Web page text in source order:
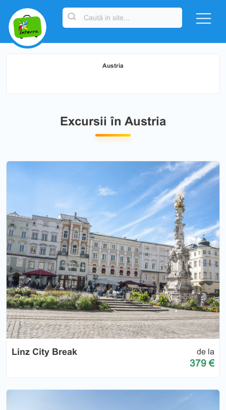
Austria
Excursii în Austria
Linz City Break de la
379 €